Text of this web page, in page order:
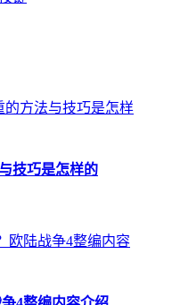
技巧是怎样的